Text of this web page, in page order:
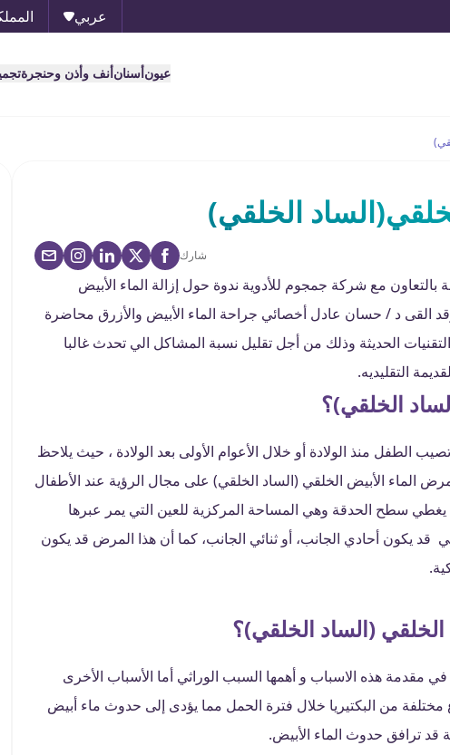
عربي
عيونأسنانأنف وأذن وحنجرة
الخلقي)
شارك
مع شركة جمجوم للأدوية ندوة حول إزالة الماء الأبيض
القى د / حسان عادل أخصائي جراحة الماء الأبيض والأزرق محاضرة
الحديثة وذلك من أجل تقليل نسبة المشاكل الي تحدث غالبا
التقليديه.
الخلقي)؟
الطفل منذ الولادة أو خلال الأعوام الأولى بعد الولادة ، حيث يلاحظ
الماء الأبيض الخلقي (الساد الخلقي) على مجال الرؤية عند الأطفال
يغطي سطح الحدقة وهي المساحة المركزية للعين التي يمر عبرها
قد يكون أحادي الجانب، أو ثنائي الجانب، كما أن هذا المرض قد يكون
الخلقي (الساد الخلقي)؟
مقدمة هذه الاسباب و أهمها السبب الوراثي أما الأسباب الأخرى
مختلفة من البكتيريا خلال فترة الحمل مما يؤدى إلى حدوث ماء أبيض
قد ترافق حدوث الماء الأبيض.